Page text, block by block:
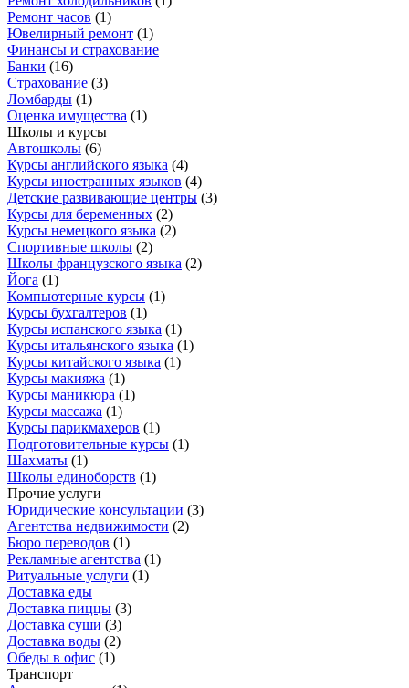
Ремонт часов (1)
Ювелирный ремонт (1)
Финансы и страхование
Банки (16)
Страхование (3)
Ломбарды (1)
Оценка имущества (1)
Школы и курсы
Автошколы (6)
Курсы английского языка (4)
Курсы иностранных языков (4)
Детские развивающие центры (3)
Курсы для беременных (2)
Курсы немецкого языка (2)
Спортивные школы (2)
Школы французского языка (2)
Йога (1)
Компьютерные курсы (1)
Курсы бухгалтеров (1)
Курсы испанского языка (1)
Курсы итальянского языка (1)
Курсы китайского языка (1)
Курсы макияжа (1)
Курсы маникюра (1)
Курсы массажа (1)
Курсы парикмахеров (1)
Подготовительные курсы (1)
Шахматы (1)
Школы единоборств (1)
Прочие услуги
Юридические консультации (3)
Агентства недвижимости (2)
Бюро переводов (1)
Рекламные агентства (1)
Ритуальные услуги (1)
Доставка еды
Доставка пиццы (3)
Доставка суши (3)
Доставка воды (2)
Обеды в офис (1)
Транспорт